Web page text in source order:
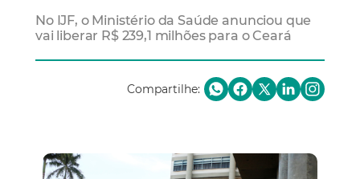
No IJF, o Ministério da Saúde anunciou que
vai liberar R$ 239,1 milhões para o Ceará
Compartilhe: